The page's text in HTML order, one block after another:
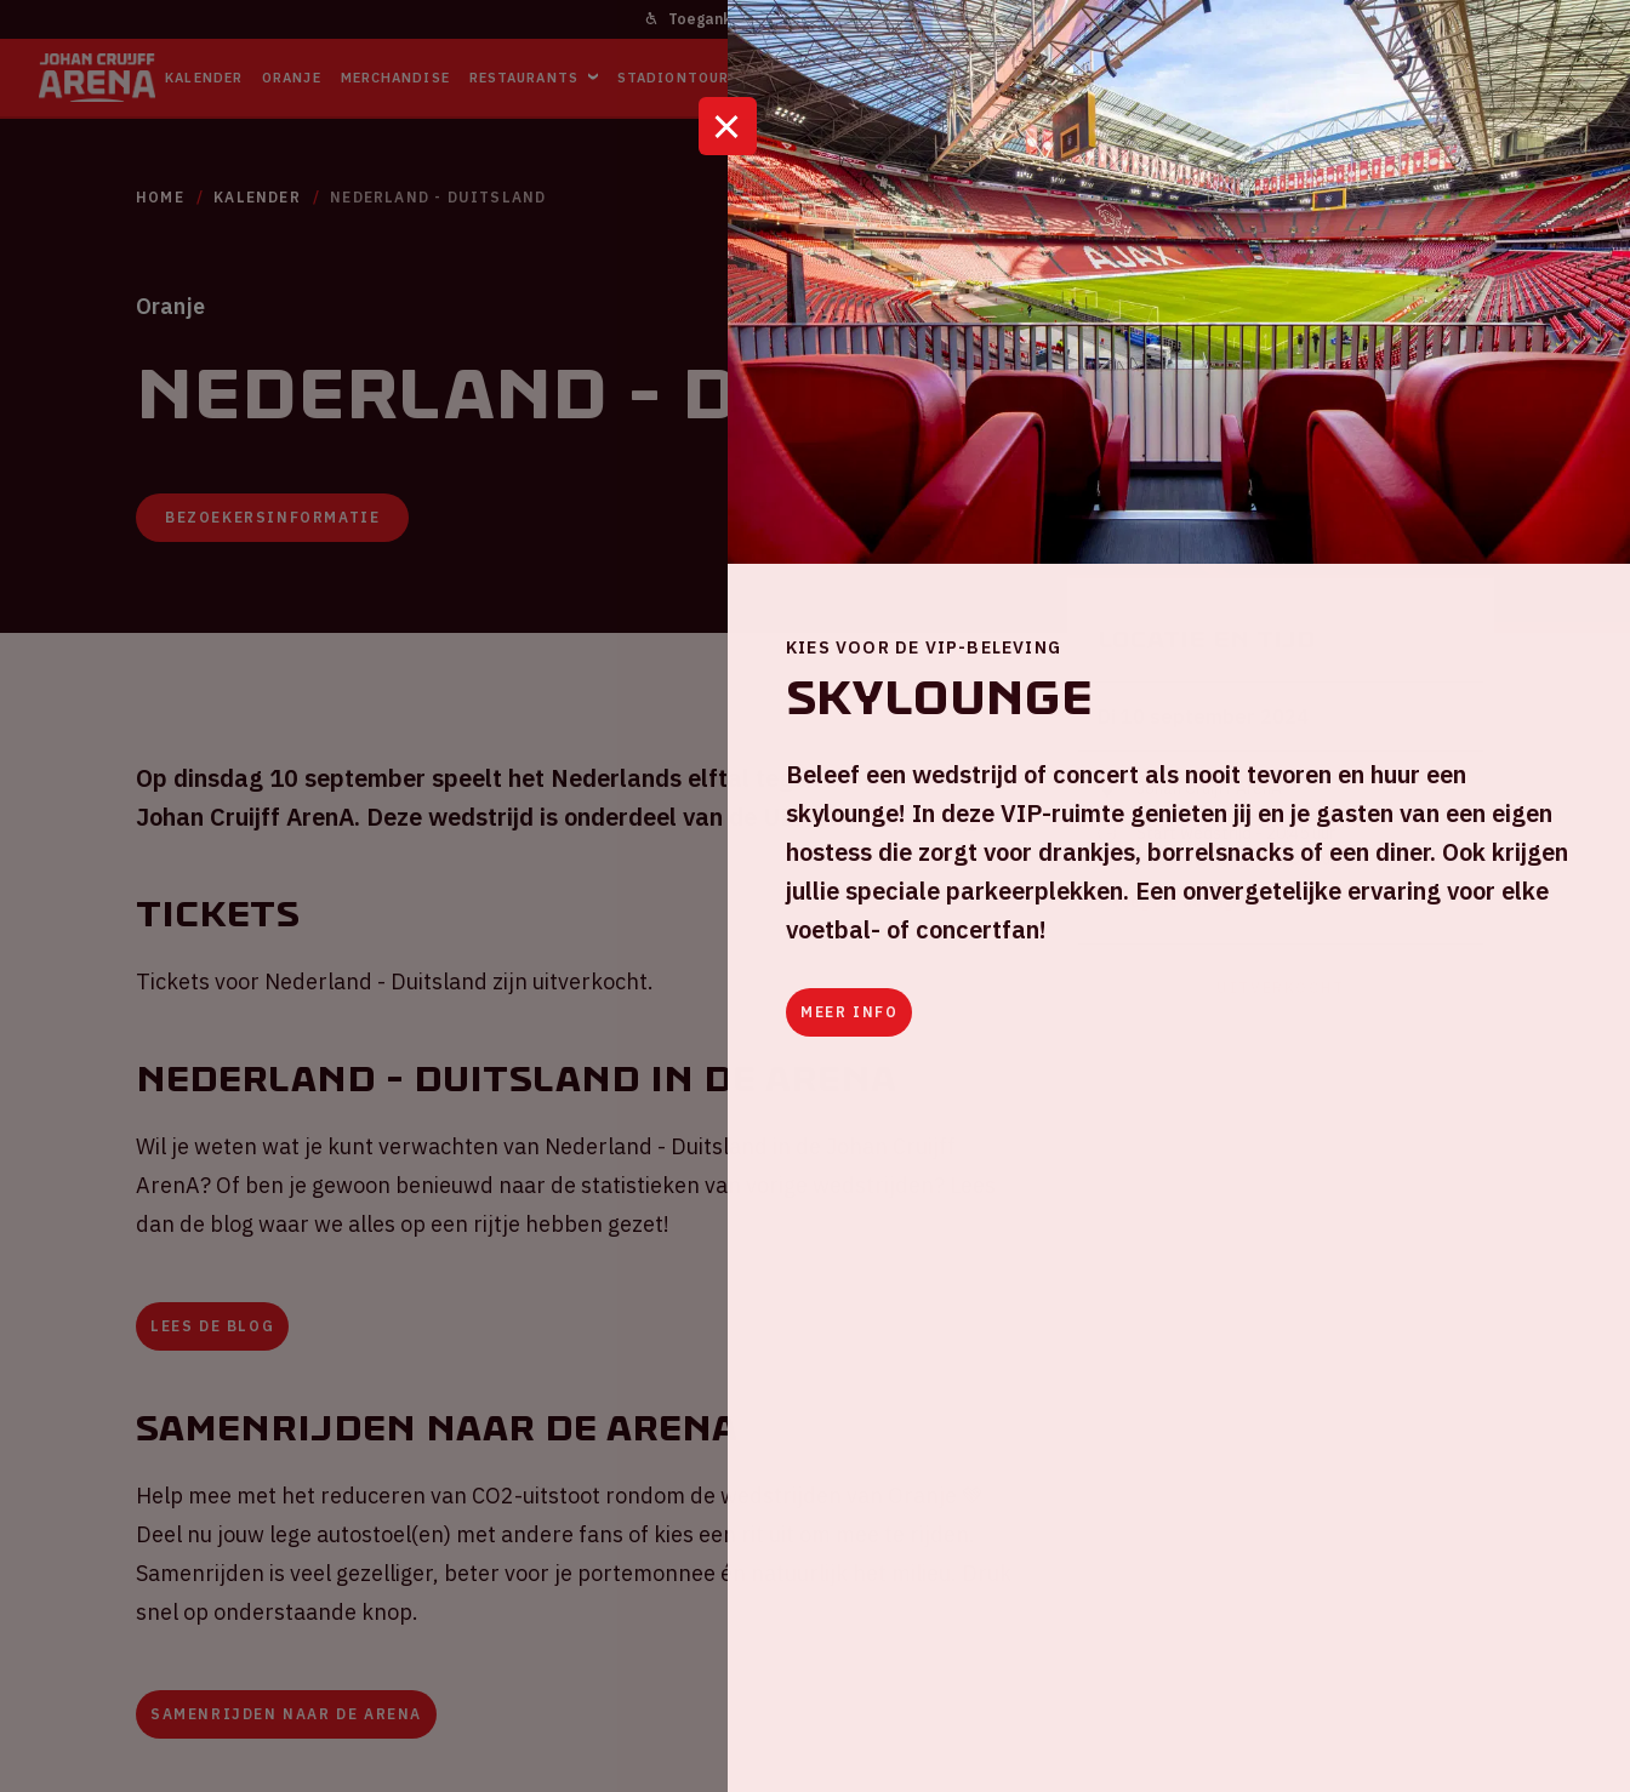
Toegankelijkheid Bereikbaarheid In het stadion Contact Inloggen ArenA portaal
KALENDER ORANJE MERCHANDISE RESTAURANTS STADIONTOURS NAAR DE ARENA BUSINESS EVENTS OVER ONS ZOEKEN
HOME KALENDER NEDERLAND - DUITSLAND
Oranje
Nederland - Duitsland
BEZOEKERSINFORMATIE
Op dinsdag 10 september speelt het Nederlands elftal tegen Duitsland in de
Johan Cruijff ArenA. Deze wedstrijd is onderdeel van de UEFA Nations League.
Tickets
Tickets voor Nederland - Duitsland zijn uitverkocht.
Nederland - Duitsland in de ArenA
Wil je weten wat je kunt verwachten van Nederland - Duitsland in de Johan Cruijff
ArenA? Of ben je gewoon benieuwd naar de statistieken van vorige wedstrijden? Lees
dan de blog waar we alles op een rijtje hebben gezet!
LEES DE BLOG
Samenrijden naar de ArenA
Help mee met het reduceren van CO2-uitstoot rondom de wedstrijden van Oranje 💚
Deel nu jouw lege autostoel(en) met andere fans of kies een rit uit om mee te rijden.
Samenrijden is veel gezelliger, beter voor je portemonnee én natuurlijk het milieu. Druk
snel op onderstaande knop.
SAMENRIJDEN NAAR DE ARENA
Johan Cruijff ArenA
Start wedstrijd - 20:45 uur
Einde wedstrijd - 22:30 uur
+ Voeg toe aan agenda
KIES VOOR DE VIP-BELEVING
Skylounge
Beleef een wedstrijd of concert als nooit tevoren en huur een
skylounge! In deze VIP-ruimte genieten jij en je gasten van een eigen
hostess die zorgt voor drankjes, borrelsnacks of een diner. Ook krijgen
jullie speciale parkeerplekken. Een onvergetelijke ervaring voor elke
voetbal- of concertfan!
MEER INFO